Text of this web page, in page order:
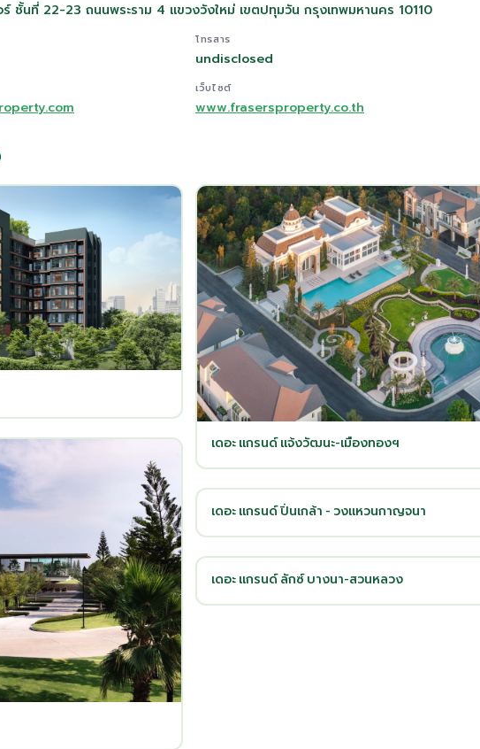
ชั้นที่ 22-23 ถนนพระราม 4 แขวงวังใหม่ เขตปทุมวัน กรุงเทพมหานคร 10110
โทรสาร
undisclosed
เว็บไซต์
www.frasersproperty.co.th
เดอะ แกรนด์ แจ้งวัฒนะ-เมืองทองฯ
เดอะ แกรนด์ ปิ่นเกล้า - วงแหวนกาญจนา
เดอะ แกรนด์ ลักซ์ บางนา-สวนหลวง